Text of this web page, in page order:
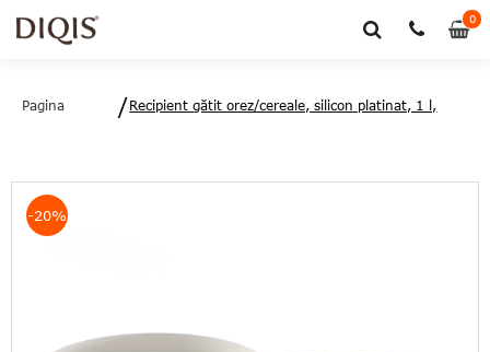
00
Pagina
Recipient gătit orez/cereale, silicon platinat, 1 l,
-20%